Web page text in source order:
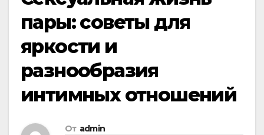
пары: советы для
яркости и
разнообразия
интимных отношений
От admin